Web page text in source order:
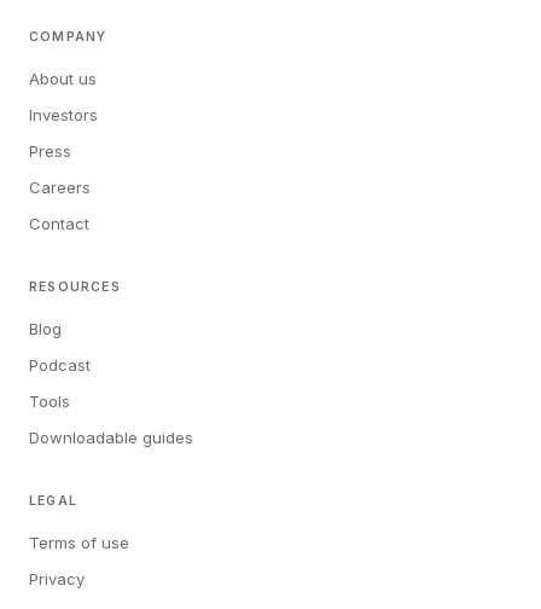
COMPANY
About us
Investors
Press
Careers
Contact
RESOURCES
Blog
Podcast
Tools
Downloadable guides
LEGAL
Terms of use
Privacy